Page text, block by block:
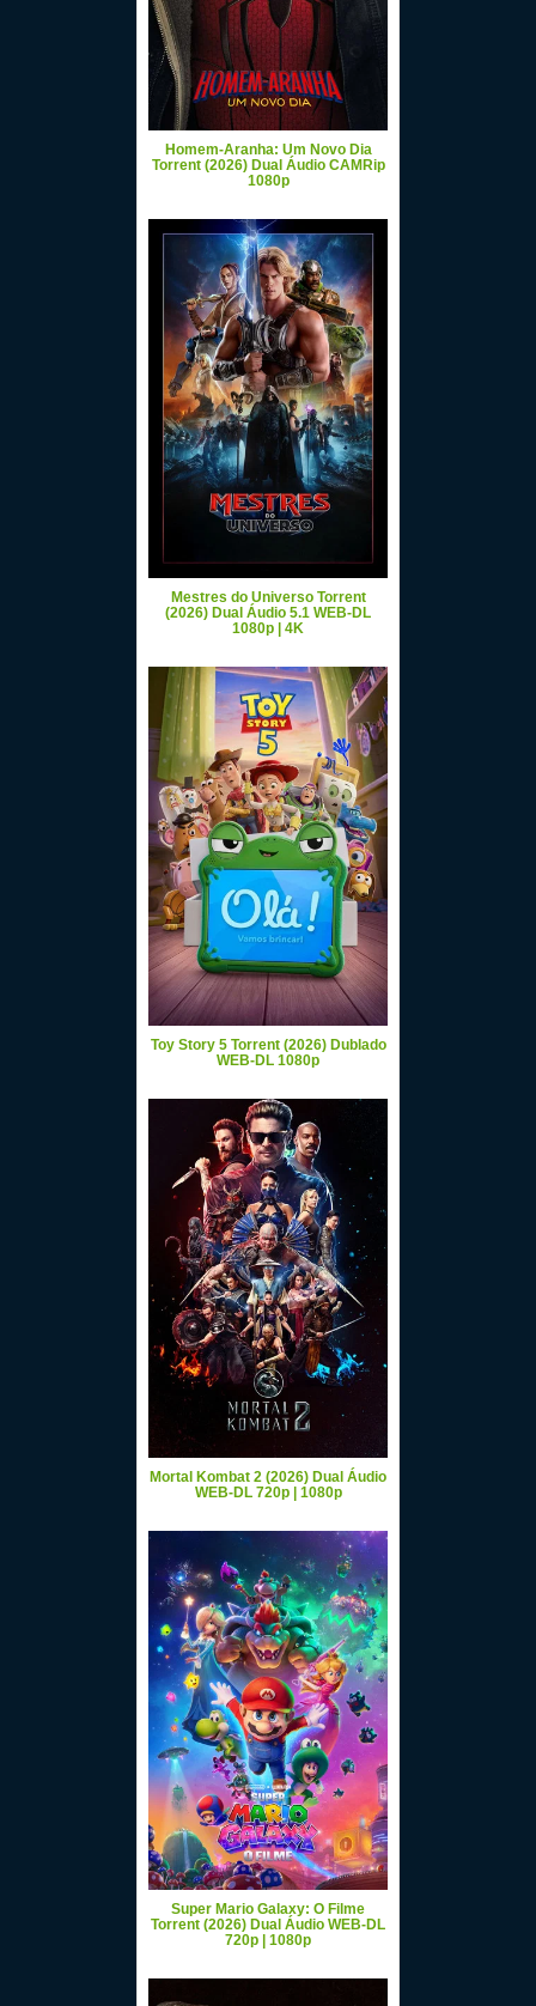
Homem-Aranha: Um Novo Dia
Torrent (2026) Dual Áudio CAMRip
1080p
Mestres do Universo Torrent
(2026) Dual Áudio 5.1 WEB-DL
1080p | 4K
Toy Story 5 Torrent (2026) Dublado
WEB-DL 1080p
Mortal Kombat 2 (2026) Dual Áudio
WEB-DL 720p | 1080p
Super Mario Galaxy: O Filme
Torrent (2026) Dual Áudio WEB-DL
720p | 1080p